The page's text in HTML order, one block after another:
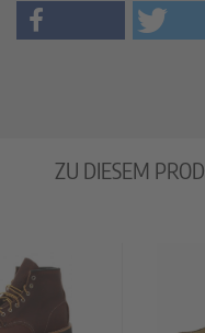
ZU DIESEM